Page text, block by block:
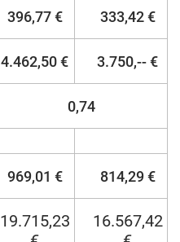
396,77 € 333,42 €
4.462,50 € 3.750,-- €
0,74
969,01 € 814,29 €
19.715,23
16.567,42